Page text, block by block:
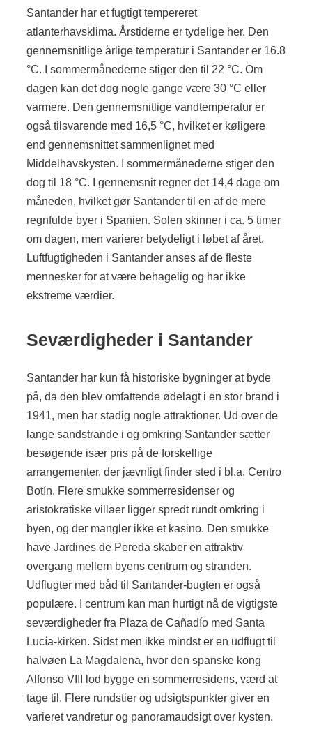
Santander har et fugtigt tempereret
atlanterhavsklima. Årstiderne er tydelige her. Den
gennemsnitlige årlige temperatur i Santander er 16.8
°C. I sommermånederne stiger den til 22 °C. Om
dagen kan det dog nogle gange være 30 °C eller
varmere. Den gennemsnitlige vandtemperatur er
også tilsvarende med 16,5 °C, hvilket er køligere
end gennemsnittet sammenlignet med
Middelhavskysten. I sommermånederne stiger den
dog til 18 °C. I gennemsnit regner det 14,4 dage om
måneden, hvilket gør Santander til en af de mere
regnfulde byer i Spanien. Solen skinner i ca. 5 timer
om dagen, men varierer betydeligt i løbet af året.
Luftfugtigheden i Santander anses af de fleste
mennesker for at være behagelig og har ikke
ekstreme værdier.
Seværdigheder i Santander
Santander har kun få historiske bygninger at byde
på, da den blev omfattende ødelagt i en stor brand i
1941, men har stadig nogle attraktioner. Ud over de
lange sandstrande i og omkring Santander sætter
besøgende især pris på de forskellige
arrangementer, der jævnligt finder sted i bl.a. Centro
Botín. Flere smukke sommerresidenser og
aristokratiske villaer ligger spredt rundt omkring i
byen, og der mangler ikke et kasino. Den smukke
have Jardines de Pereda skaber en attraktiv
overgang mellem byens centrum og stranden.
Udflugter med båd til Santander-bugten er også
populære. I centrum kan man hurtigt nå de vigtigste
seværdigheder fra Plaza de Cañadío med Santa
Lucía-kirken. Sidst men ikke mindst er en udflugt til
halvøen La Magdalena, hvor den spanske kong
Alfonso VIII lod bygge en sommerresidens, værd at
tage til. Flere rundstier og udsigtspunkter giver en
varieret vandretur og panoramaudsigt over kysten.